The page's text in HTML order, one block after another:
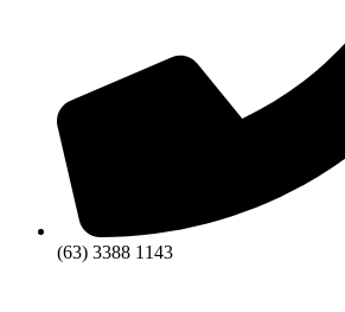
(63) 3388 1143